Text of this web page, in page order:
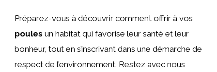
Préparez-vous à découvrir comment offrir à vos
poules un habitat qui favorise leur santé et leur
bonheur, tout en s’inscrivant dans une démarche de
respect de l’environnement. Restez avec nous